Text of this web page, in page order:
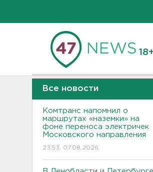
18+
Все новости
Комтранс напомнил о
маршрутах «наземки» на
фоне переноса электричек
Московского направления
23:53, 07.08.2026